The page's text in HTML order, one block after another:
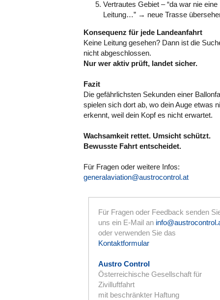
Vertrautes Gebiet – “da war nie eine
Leitung…” → neue Trasse
Konsequenz für jede Landeanfahrt
Keine Leitung gesehen? Dann ist die
nicht abgeschlossen.
Nur wer aktiv prüft, landet sicher.
Fazit
Die gefährlichsten Sekunden einer
spielen sich dort ab, wo dein Auge etwas
erkennt, weil dein Kopf es nicht erwartet.
Wachsamkeit rettet. Umsicht schützt.
Bewusste Fahrt entscheidet.
Für Fragen oder weitere Infos:
generalaviation@austrocontrol.at
Für Fragen oder Feedback senden
uns ein E-Mail an
oder verwenden Sie das
Kontaktformular
Austro Control
Österreichische Gesellschaft für
Zivilluftfahrt
mit beschränkter Haftung